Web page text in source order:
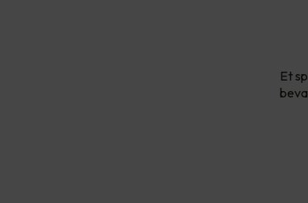
Et